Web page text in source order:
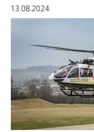
13.08.2024